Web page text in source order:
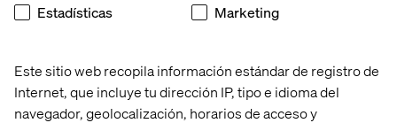
Este sitio web recopila información estándar de registro de
Internet, que incluye tu dirección IP, tipo e idioma del
navegador, geolocalización, horarios de acceso y
Estadísticas Marketing